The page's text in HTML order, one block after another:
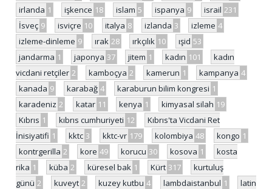
irlanda 1 işkence 18 islam 5 ispanya 9 israil 231
İsveç 9 isviçre 10 italya 8 izlanda 3 izleme 4
izleme-dinleme 9 ırak 28 ırkçılık 10 ışid 53
jandarma 1 japonya 37 jitem 1 kadın 101
kadın
vicdani retçiler 2 kamboçya 2 kamerun 1 kampanya 4
kanada 9 karabağ 4 karaburun bilim kongresi 1
karadeniz 2 katar 11 kenya 1 kimyasal silah 19
Kıbrıs 1 kıbrıs cumhuriyeti 12
Kıbrıs'ta Vicdani Ret
İnisiyatifi 1 kktc 3 kktc-vr 179 kolombiya 48 kongo 1
kontrgerilla 2 kore 49 korucu 30 kosova 1
kosta
rika 1 küba 2 küresel bak 1 Kürt 317
kurtuluş
günü 2 kuveyt 2 kuzey kutbu 4 lambdaistanbul 1
latin